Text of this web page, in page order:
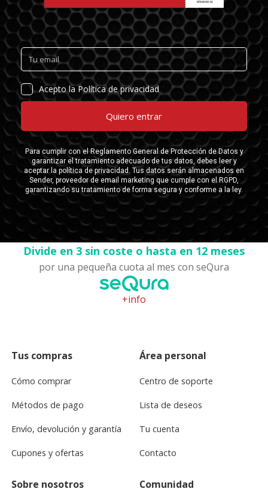
Divide en 3 sin coste o hasta en 12 meses
por una pequeña cuota al mes con seQura
+info
Tus compras
Cómo comprar
Métodos de pago
Envío, devolución y garantía
Cupones y ofertas
Área personal
Centro de soporte
Lista de deseos
Tu cuenta
Contacto
Sobre nosotros Comunidad